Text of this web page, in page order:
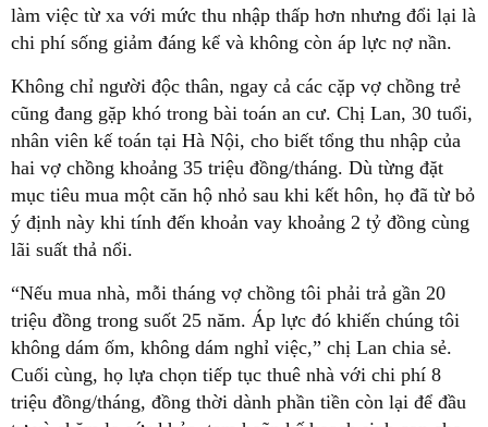
làm việc từ xa với mức thu nhập thấp hơn nhưng đổi lại là
chi phí sống giảm đáng kể và không còn áp lực nợ nần.
Không chỉ người độc thân, ngay cả các cặp vợ chồng trẻ
cũng đang gặp khó trong bài toán an cư. Chị Lan, 30 tuổi,
nhân viên kế toán tại Hà Nội, cho biết tổng thu nhập của
hai vợ chồng khoảng 35 triệu đồng/tháng. Dù từng đặt
mục tiêu mua một căn hộ nhỏ sau khi kết hôn, họ đã từ bỏ
ý định này khi tính đến khoản vay khoảng 2 tỷ đồng cùng
lãi suất thả nổi.
“Nếu mua nhà, mỗi tháng vợ chồng tôi phải trả gần 20
triệu đồng trong suốt 25 năm. Áp lực đó khiến chúng tôi
không dám ốm, không dám nghỉ việc,” chị Lan chia sẻ.
Cuối cùng, họ lựa chọn tiếp tục thuê nhà với chi phí 8
triệu đồng/tháng, đồng thời dành phần tiền còn lại để đầu